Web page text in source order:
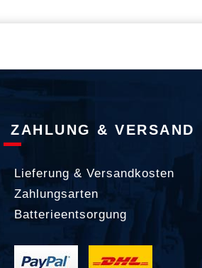
ZAHLUNG & VERSAND
Lieferung & Versandkosten
Zahlungsarten
Batterieentsorgung